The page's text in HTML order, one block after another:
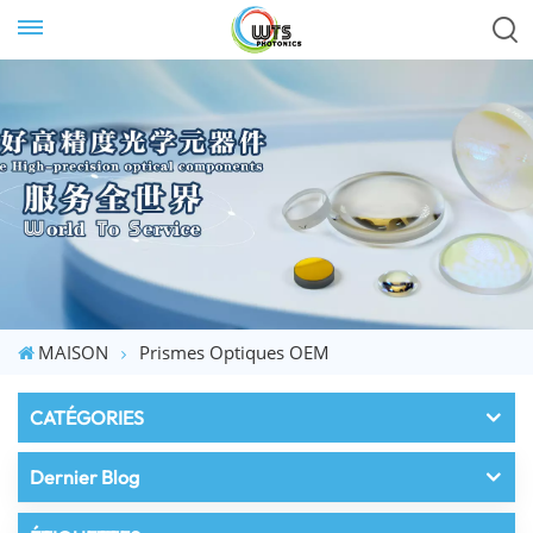
MAISON Prismes Optiques OEM
CATÉGORIES
Dernier Blog